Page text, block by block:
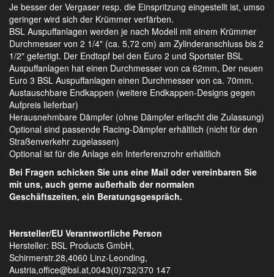
Je besser der Vergaser resp. die Einspritzung eingestellt ist, umso
geringer wird sich der Krümmer verfärben.
BSL Auspuffanlagen werden je nach Modell mit einem Krümmer
Durchmesser von 2 1/4" (ca. 5,72 cm) am Zylinderanschluss bis 2
1/2" gefertigt. Der Endtopf bei den Euro 2 und Sportster BSL
Auspuffanlagen hat einen Durchmesser von ca 62mm, Der neuen
Euro 3 BSL Auspuffanlagen einen Durchmesser von ca. 70mm.
Austauschbare Endkappen (weitere Endkappen-Designs gegen
Aufpreis lieferbar)
Herausnehmbare Dämpfer (ohne Dämpfer erlischt die Zulassung)
Optional sind passende Racing-Dämpfer erhältlich (nicht für den
Straßenverkehr zugelassen)
Optional ist für die Anlage ein Interferenzrohr erhältlich
Bei Fragen schicken Sie uns eine Mail oder vereinbaren Sie
mit uns, auch gerne außerhalb der normalen
Geschäftszeiten, ein Beratungsgespräch.
Hersteller/EU Verantwortliche Person
Hersteller: BSL Products GmbH,
Schirmerstr.28,4060 Linz-Leonding,
Austria,office@bsl.at,0043(0)732/370 147